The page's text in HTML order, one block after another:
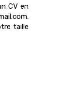
CV en
taille